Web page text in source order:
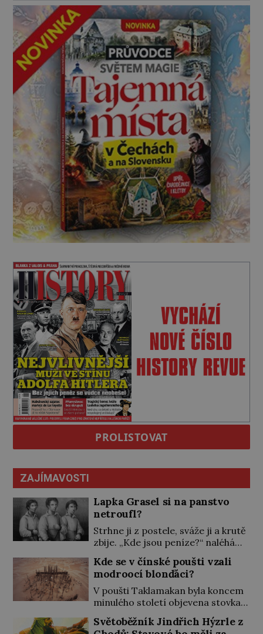
PROLISTOVAT
ZAJÍMAVOSTI
Lapka Grasel si na panstvo
netroufl?
Strhne ji z postele, sváže ji a krutě
zbije. „Kde jsou peníze?“ naléhá
mu to neprozradí – ostatně ani
nemůže, protože žádné nemá,
spokojí se lupič s několika měďáky
a štůčky látky. Zraněná žena pár
nebývale krutý. Jeho činy budí
Kde se v čínské poušti vzali
modroocí blonďáci?
V poušti Taklamakan byla koncem
minulého století objevena stovka
mumiemi. Všichni mrtví byli
Světoběžník Jindřich Hýzrle z